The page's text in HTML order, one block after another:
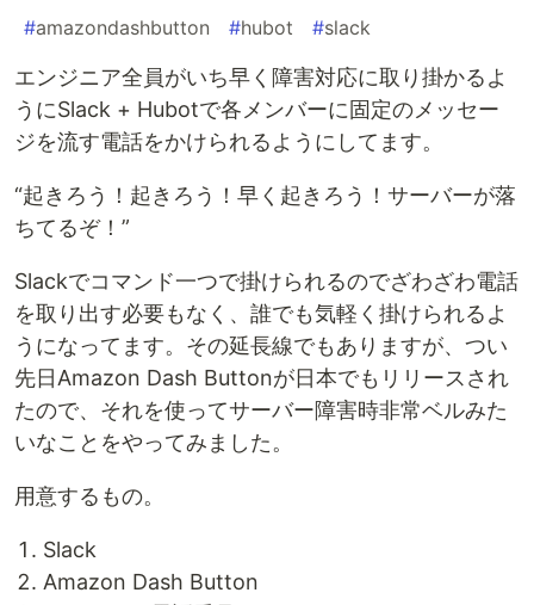
#amazondashbutton #hubot #slack
エンジニア全員がいち早く障害対応に取り掛かるよ
うにSlack + Hubotで各メンバーに固定のメッセー
ジを流す電話をかけられるようにしてます。
“起きろう！起きろう！早く起きろう！サーバーが落
ちてるぞ！”
Slackでコマンド一つで掛けられるのでざわざわ電話
を取り出す必要もなく、誰でも気軽く掛けられるよ
うになってます。その延長線でもありますが、つい
先日Amazon Dash Buttonが日本でもリリースされ
たので、それを使ってサーバー障害時非常ベルみた
いなことをやってみました。
用意するもの。
Slack
Amazon Dash Button